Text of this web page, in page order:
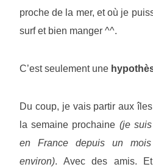
proche de la mer, et où je
surf et bien manger ^^.
C’est seulement une
Du coup, je vais partir aux
la semaine prochaine (je
en France depuis un
environ). Avec des amis.